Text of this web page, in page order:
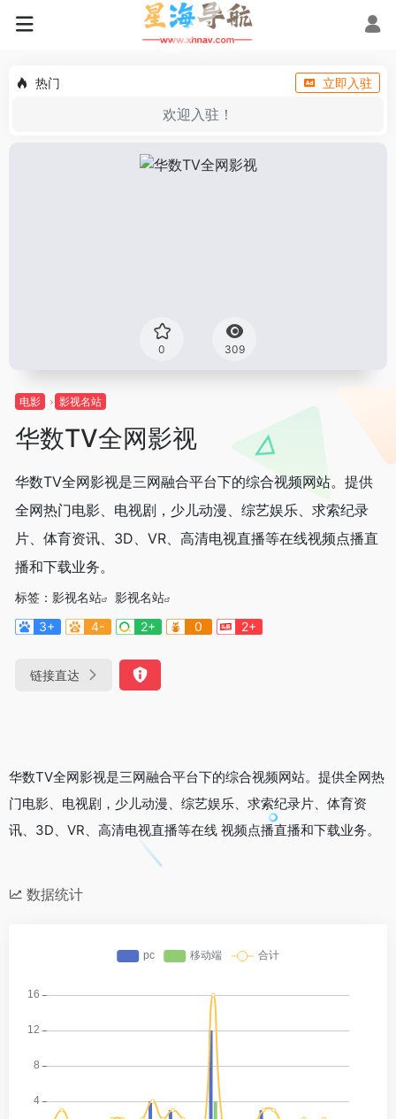
热门 立即入驻
欢迎入驻！
0 309
电影 影视名站
华数TV全网影视
华数TV全网影视是三网融合平台下的综合视频网站。提供
全网热门电影、电视剧，少儿动漫、综艺娱乐、求索纪录
片、体育资讯、3D、VR、高清电视直播等在线视频点播直
播和下载业务。
标签： 影视名站
影视名站
3+
4- 2+ 0 2+
链接直达
华数TV全网影视是三网融合平台下的综合视频网站。提供全网热
门电影、电视剧，少儿动漫、综艺娱乐、求索纪录片、体育资
讯、3D、VR、高清电视直播等在线 视频点播直播和下载业务。
数据统计